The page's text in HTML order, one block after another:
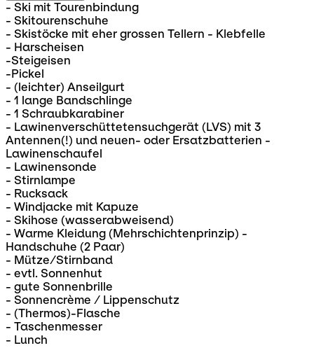
- Ski mit Tourenbindung
- Skitourenschuhe
- Skistöcke mit eher grossen Tellern - Klebfelle
- Harscheisen
-Steigeisen
-Pickel
- (leichter) Anseilgurt
- 1 lange Bandschlinge
- 1 Schraubkarabiner
- Lawinenverschüttetensuchgerät (LVS) mit 3
Antennen(!) und neuen- oder Ersatzbatterien -
Lawinenschaufel
- Lawinensonde
- Stirnlampe
- Rucksack
- Windjacke mit Kapuze
- Skihose (wasserabweisend)
- Warme Kleidung (Mehrschichtenprinzip) -
Handschuhe (2 Paar)
- Mütze/Stirnband
- evtl. Sonnenhut
- gute Sonnenbrille
- Sonnencrème / Lippenschutz
- (Thermos)-Flasche
- Taschenmesser
- Lunch